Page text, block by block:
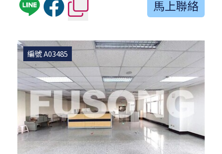
馬上聯絡
編號 A03485